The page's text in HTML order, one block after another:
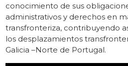
conocimiento de sus
administrativos y derechos en
transfronteriza, contribuyendo
los desplazamientos
Galicia –Norte de Portugal.